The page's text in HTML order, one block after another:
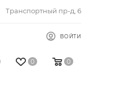
Транспортный пр-д, 6
ВОЙТИ
0 0